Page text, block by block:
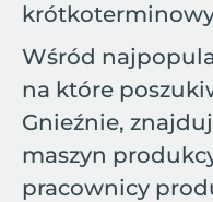
Wśród
na które
Gnieźnie,
maszyn
pracownicy